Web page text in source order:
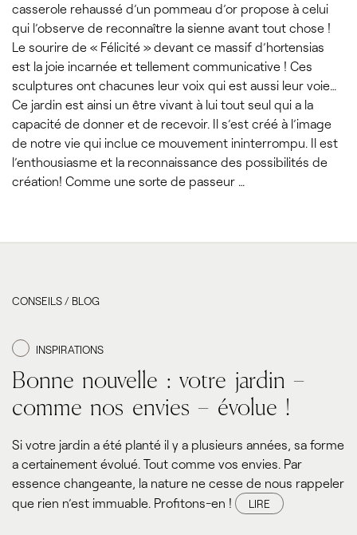
casserole rehaussé d’un pommeau d’or propose à celui
qui l’observe de reconnaître la sienne avant tout chose !
Le sourire de « Félicité » devant ce massif d’hortensias
est la joie incarnée et tellement communicative ! Ces
sculptures ont chacunes leur voix qui est aussi leur voie…
Ce jardin est ainsi un être vivant à lui tout seul qui a la
capacité de donner et de recevoir. Il s’est créé à l’image
de notre vie qui inclue ce mouvement ininterrompu. Il est
l’enthousiasme et la reconnaissance des possibilités de
création! Comme une sorte de passeur …
CONSEILS / BLOG
INSPIRATIONS
Bonne nouvelle : votre jardin –
comme nos envies – évolue !
Si votre jardin a été planté il y a plusieurs années, sa forme
a certainement évolué. Tout comme vos envies. Par
essence changeante, la nature ne cesse de nous rappeler
que rien n’est immuable. Profitons-en !
LIRE